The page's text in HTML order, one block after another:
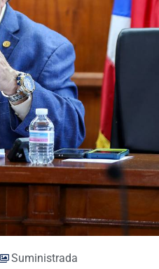
Suministrada